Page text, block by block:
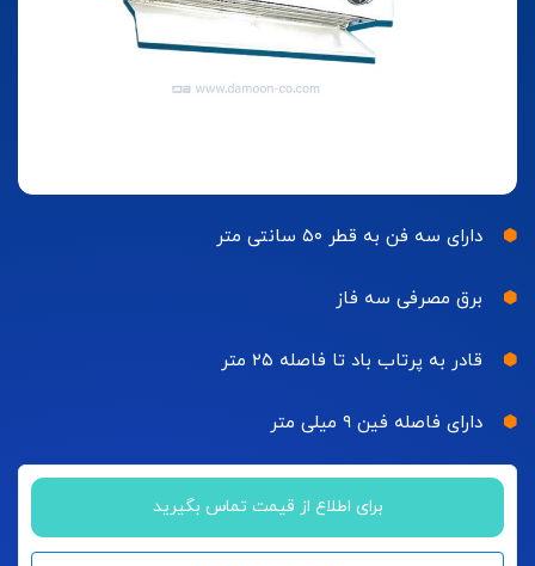
دارای سه فن به قطر ۵۰ سانتی متر
برق مصرفی سه فاز
قادر به پرتاب باد تا فاصله ۲۵ متر
دارای فاصله فین ۹ میلی متر
برای اطلاع از قیمت تماس بگیرید